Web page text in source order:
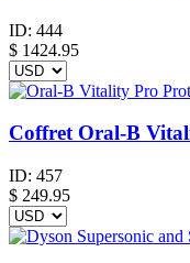
ID: 444
$ 1424.95
Coffret Oral-B
ID: 457
$ 249.95